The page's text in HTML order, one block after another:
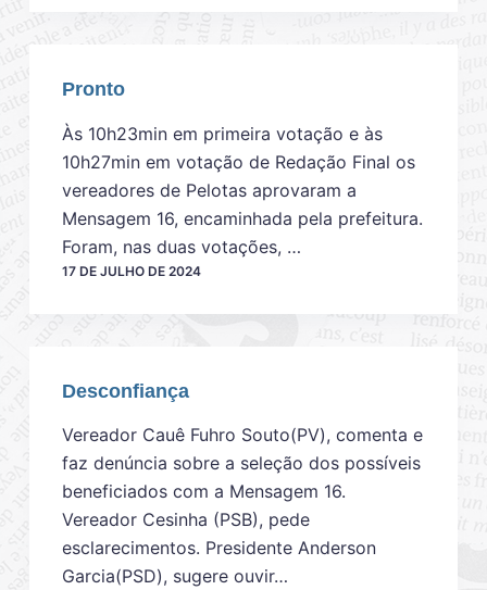
Pronto
Às 10h23min em primeira votação e às
10h27min em votação de Redação Final os
vereadores de Pelotas aprovaram a
Mensagem 16, encaminhada pela prefeitura.
Foram, nas duas votações, …
17 DE JULHO DE 2024
Desconfiança
Vereador Cauê Fuhro Souto(PV), comenta e
faz denúncia sobre a seleção dos possíveis
beneficiados com a Mensagem 16.
Vereador Cesinha (PSB), pede
esclarecimentos. Presidente Anderson
Garcia(PSD), sugere ouvir…